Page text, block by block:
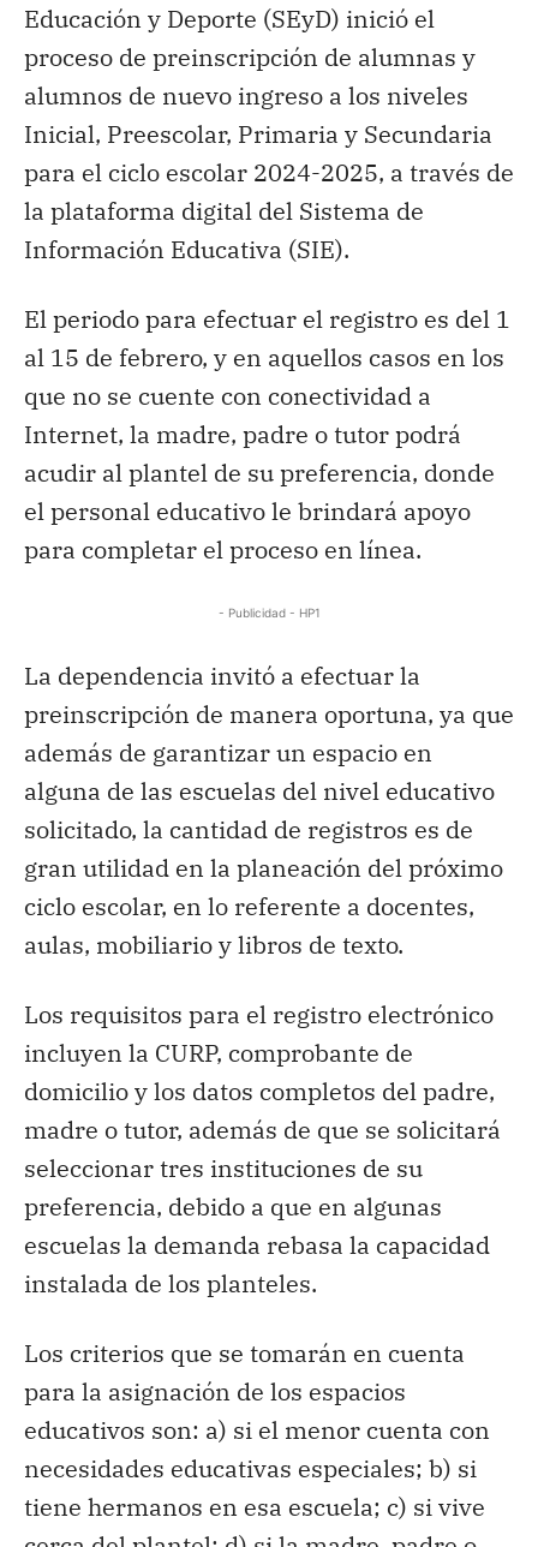
Educación y Deporte (SEyD) inició el
proceso de preinscripción de alumnas y
alumnos de nuevo ingreso a los niveles
Inicial, Preescolar, Primaria y Secundaria
para el ciclo escolar 2024-2025, a través de
la plataforma digital del Sistema de
Información Educativa (SIE).
El periodo para efectuar el registro es del 1
al 15 de febrero, y en aquellos casos en los
que no se cuente con conectividad a
Internet, la madre, padre o tutor podrá
acudir al plantel de su preferencia, donde
el personal educativo le brindará apoyo
para completar el proceso en línea.
- Publicidad - HP1
La dependencia invitó a efectuar la
preinscripción de manera oportuna, ya que
además de garantizar un espacio en
alguna de las escuelas del nivel educativo
solicitado, la cantidad de registros es de
gran utilidad en la planeación del próximo
ciclo escolar, en lo referente a docentes,
aulas, mobiliario y libros de texto.
Los requisitos para el registro electrónico
incluyen la CURP, comprobante de
domicilio y los datos completos del padre,
madre o tutor, además de que se solicitará
seleccionar tres instituciones de su
preferencia, debido a que en algunas
escuelas la demanda rebasa la capacidad
instalada de los planteles.
Los criterios que se tomarán en cuenta
para la asignación de los espacios
educativos son: a) si el menor cuenta con
necesidades educativas especiales; b) si
tiene hermanos en esa escuela; c) si vive